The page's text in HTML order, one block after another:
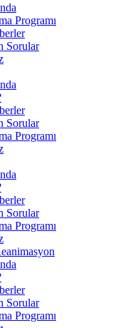
Programı
Sorular
Sorular
Programı
Sorular
Programı
Sorular
Programı